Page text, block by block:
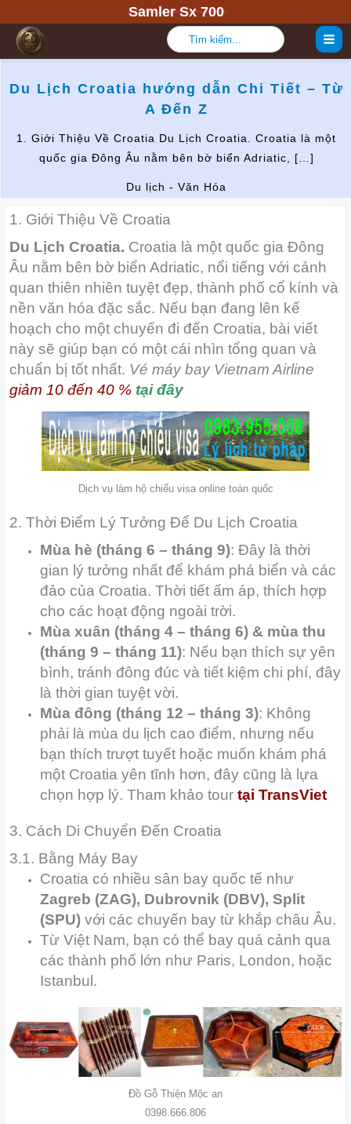
tới
Samler Sx 700
kiếm:
Du Lịch Croatia hướng dẫn Chi Tiết – Từ
A Đến Z
1. Giới Thiệu Về Croatia Du Lịch Croatia. Croatia là một
quốc gia Đông Âu nằm bên bờ biển Adriatic, […]
Du lịch - Văn Hóa
1. Giới Thiệu Về Croatia
Du Lịch Croatia. Croatia là một quốc gia Đông
Âu nằm bên bờ biển Adriatic, nổi tiếng với cảnh
quan thiên nhiên tuyệt đẹp, thành phố cổ kính và
nền văn hóa đặc sắc. Nếu bạn đang lên kế
hoạch cho một chuyến đi đến Croatia, bài viết
này sẽ giúp bạn có một cái nhìn tổng quan và
chuẩn bị tốt nhất. Vé máy bay Vietnam Airline
giảm 10 đến 40 % tại đây
Dịch vụ làm hộ chiếu visa online toàn quốc
2. Thời Điểm Lý Tưởng Để Du Lịch Croatia
Mùa hè (tháng 6 – tháng 9): Đây là thời
gian lý tưởng nhất để khám phá biển và các
đảo của Croatia. Thời tiết ấm áp, thích hợp
cho các hoạt động ngoài trời.
Mùa xuân (tháng 4 – tháng 6) & mùa thu
(tháng 9 – tháng 11): Nếu bạn thích sự yên
bình, tránh đông đúc và tiết kiệm chi phí, đây
là thời gian tuyệt vời.
Mùa đông (tháng 12 – tháng 3): Không
phải là mùa du lịch cao điểm, nhưng nếu
bạn thích trượt tuyết hoặc muốn khám phá
một Croatia yên tĩnh hơn, đây cũng là lựa
chọn hợp lý. Tham khảo tour tạiTransViet
3. Cách Di Chuyển Đến Croatia
3.1. Bằng Máy Bay
Croatia có nhiều sân bay quốc tế như
Zagreb (ZAG), Dubrovnik (DBV), Split
(SPU) với các chuyến bay từ khắp châu Âu.
Từ Việt Nam, bạn có thể bay quá cảnh qua
các thành phố lớn như Paris, London, hoặc
Istanbul.
Đồ Gỗ Thiện Mộc an
0398.666.806